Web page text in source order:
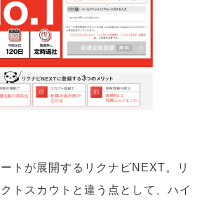
トが展開するリクナビNEXT。リ
トスカウトと違う点として、ハイ